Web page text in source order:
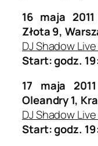
16 maja
Złota 9,
DJ Shadow
Start: godz.
17 maja
Oleandry 1,
DJ Shadow
Start: godz.